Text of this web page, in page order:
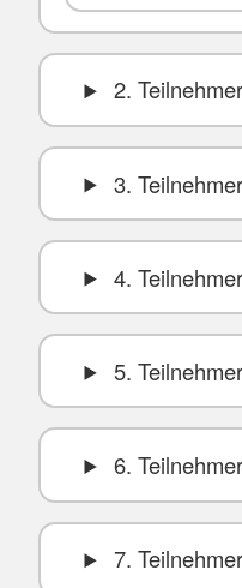
2. Teilnehmer
3. Teilnehmer
4. Teilnehmer
5. Teilnehmer
6. Teilnehmer
7. Teilnehmer